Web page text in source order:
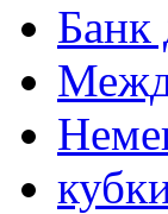
Банк